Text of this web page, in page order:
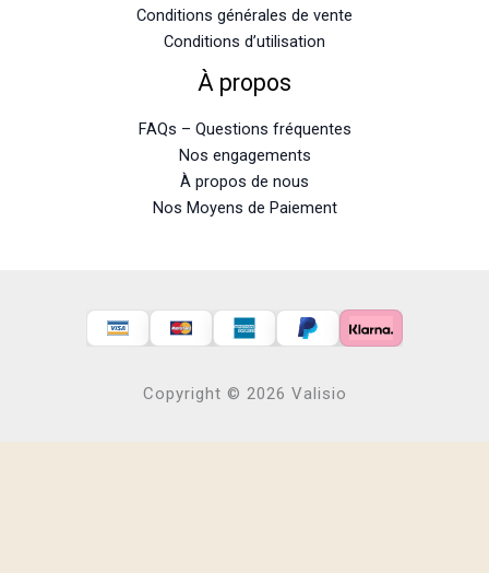
Conditions générales de vente
Conditions d’utilisation
À propos
FAQs – Questions fréquentes
Nos engagements
À propos de nous
Nos Moyens de Paiement
Copyright © 2026 Valisio